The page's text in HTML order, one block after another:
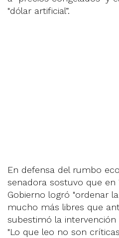
"dólar artificial”.
En defensa del rumbo
senadora sostuvo que en
Gobierno logró "ordenar
mucho más libres que
subestimó la
"Lo que leo no son